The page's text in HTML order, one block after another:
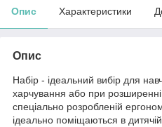
Опис Характеристики
Опис
Набір - ідеальний вибір для
харчування або при
спеціально розробленій
ідеально поміщаються в дитячій